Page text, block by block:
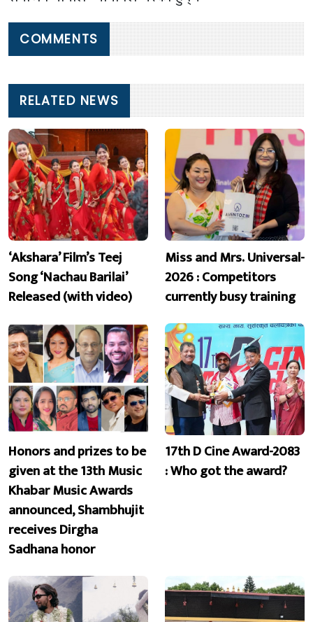
COMMENTS
RELATED NEWS
‘Akshara’ Film’s Teej
Song ‘Nachau Barilai’
Released (with video)
Miss and Mrs. Universal-
2026 : Competitors
currently busy training
Honors and prizes to be
given at the 13th Music
Khabar Music Awards
announced, Shambhujit
receives Dirgha
Sadhana honor
17th D Cine Award-2083
: Who got the award?